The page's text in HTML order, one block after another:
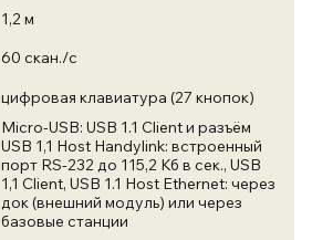
1,2 м
60 скан./с
цифровая клавиатура (27 кнопок)
Micro-USB: USB 1.1 Client и разъём
USB 1,1 Host Handylink: встроенный
порт RS-232 до 115,2 Кб в сек., USB
1,1 Client, USB 1.1 Host Ethernet: через
док (внешний модуль) или через
базовые станции